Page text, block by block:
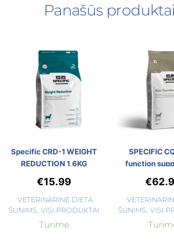
Panašūs produktai
Specific CRD-1 WEIGHT
REDUCTION 1,6KG
€15.99
VETERINARINĖ DIETA
ŠUNIMS, VISI PRODUKTAI
Turime
SPECIFIC
function
€
ŠUNIMS, VISI